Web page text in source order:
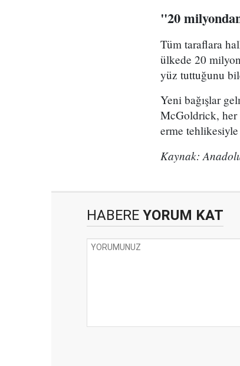
"20
Tüm taraflara
ülkede 20
yüz tuttuğunu
Yeni bağışlar
McGoldrick, her
erme
Kaynak:
HABERE YORUM KAT